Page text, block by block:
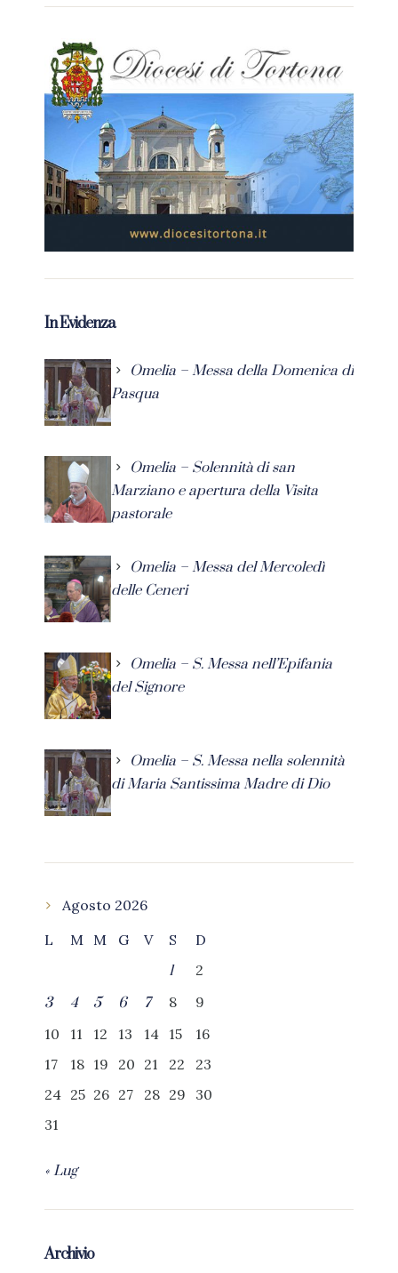
In Evidenza
Omelia – Messa della Domenica di
Pasqua
Omelia – Solennità di san
Marziano e apertura della Visita
pastorale
Omelia – Messa del Mercoledì
delle Ceneri
Omelia – S. Messa nell’Epifania
del Signore
Omelia – S. Messa nella solennità
di Maria Santissima Madre di Dio
Agosto 2026
L
M M G V S
D
1
2
3
4 5 6 7 8
9
10
11 12 13 14 15
16
17
18 19 20 21 22
23
24 25 26 27 28 29
30
31
« Lug
Archivio